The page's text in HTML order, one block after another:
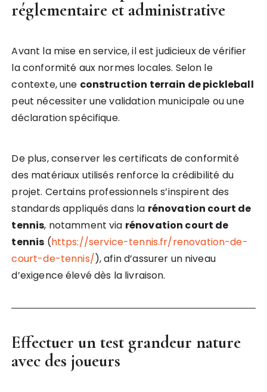
réglementaire et administrative
Avant la mise en service, il est judicieux de vérifier
la conformité aux normes locales. Selon le
contexte, une construction terrain de pickleball
peut nécessiter une validation municipale ou une
déclaration spécifique.
De plus, conserver les certificats de conformité
des matériaux utilisés renforce la crédibilité du
projet. Certains professionnels s’inspirent des
standards appliqués dans la rénovation court de
tennis, notamment via rénovation court de
tennis (https://service-tennis.fr/renovation-de-
court-de-tennis/), afin d’assurer un niveau
d’exigence élevé dès la livraison.
Effectuer un test grandeur nature
avec des joueurs